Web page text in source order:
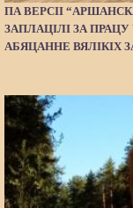
ПА ВЕРСІІ
ЗАПЛАЦІЛІ ЗА
АБЯЦАННЕ ВЯЛІКІХ